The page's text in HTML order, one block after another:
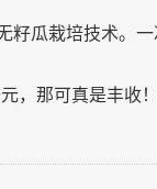
籽瓜栽培技术。
，那可真是丰收